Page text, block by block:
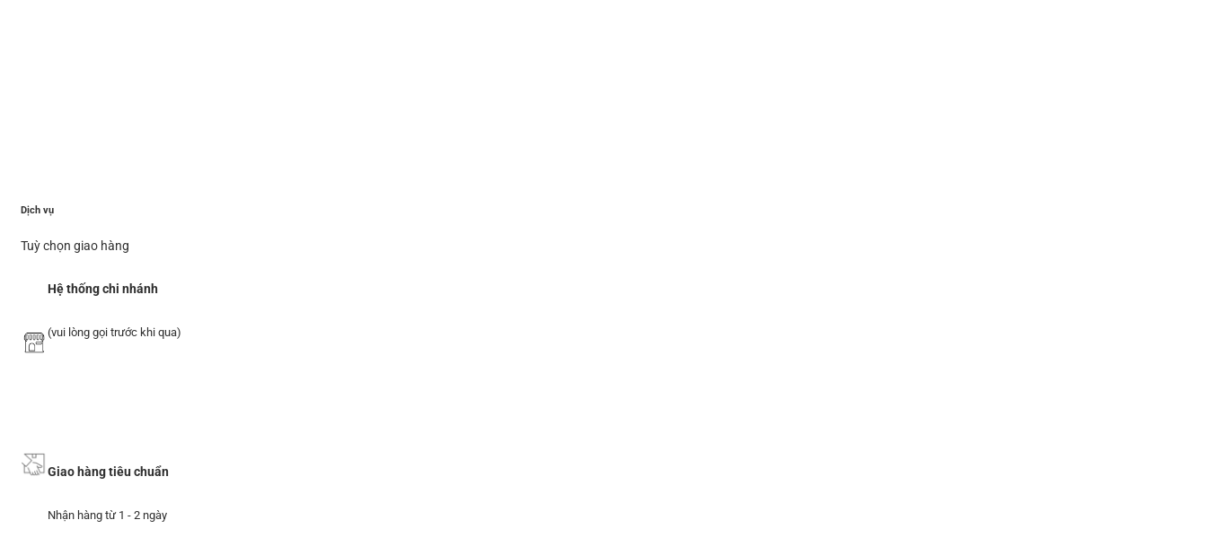
Dịch vụ
Tuỳ chọn giao hàng
Hệ thống chi nhánh
(vui lòng gọi trước khi qua)
Giao hàng tiêu chuẩn
Nhận hàng từ 1 - 2 ngày